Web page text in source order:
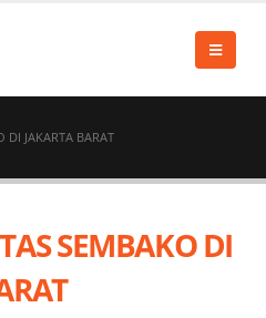
DI JAKARTA BARAT
SEMBAKO DI